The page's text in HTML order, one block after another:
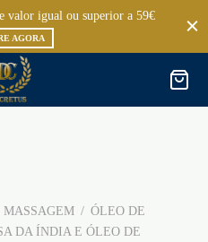
valor igual ou superior a 59€
AGORA
MASSAGEM / ÓLEO DE
DA ÍNDIA E ÓLEO DE